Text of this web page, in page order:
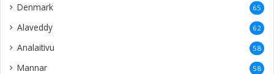
Denmark 65
Alaveddy 62
Analaitivu 58
Mannar 58